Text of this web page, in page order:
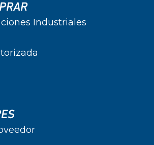
Industriales